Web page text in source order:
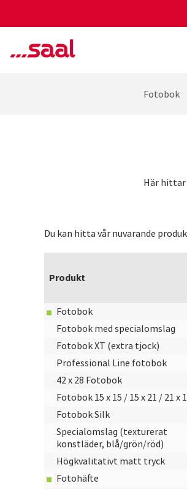
Fotobok
Här hittar
Du kan hitta vår nuvarande
Produkt
Fotobok
Fotobok med specialomslag
Fotobok XT (extra tjock)
Professional Line fotobok
42 x 28 Fotobok
Fotobok 15 x 15 / 15 x 21 / 21 x
Fotobok Silk
Specialomslag (texturerat
konstläder, blå/grön/röd)
Högkvalitativt matt tryck
Fotohäfte